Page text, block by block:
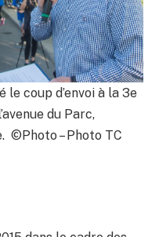
le coup d’envoi à la 3e
du Parc,
©Photo – Photo TC